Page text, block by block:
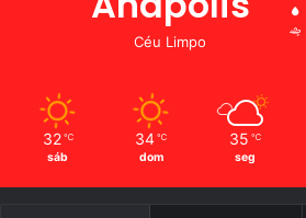
Céu Limpo
32 ℃
sáb
34 ℃
dom
35 ℃
seg